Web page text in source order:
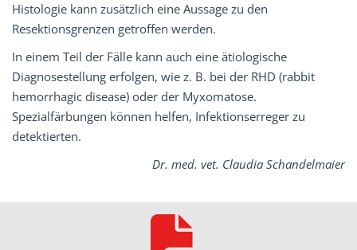
Histologie kann zusätzlich eine Aussage zu den
Resektionsgrenzen getroffen werden.
In einem Teil der Fälle kann auch eine ätiologische
Diagnosestellung erfolgen, wie z. B. bei der RHD (rabbit
hemorrhagic disease) oder der Myxomatose.
Spezialfärbungen können helfen, Infektionserreger zu
detektierten.
Dr. med. vet. Claudia Schandelmaier